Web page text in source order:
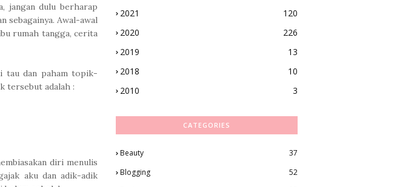
jangan dulu berharap
sebagainya. Awal-awal
rumah tangga, cerita
tau dan paham topik-
tersebut adalah :
diri menulis
aku dan adik-adik
2021
120
2020
226
2019
13
2018
10
2010
3
CATEGORIES
Beauty
37
Blogging
52